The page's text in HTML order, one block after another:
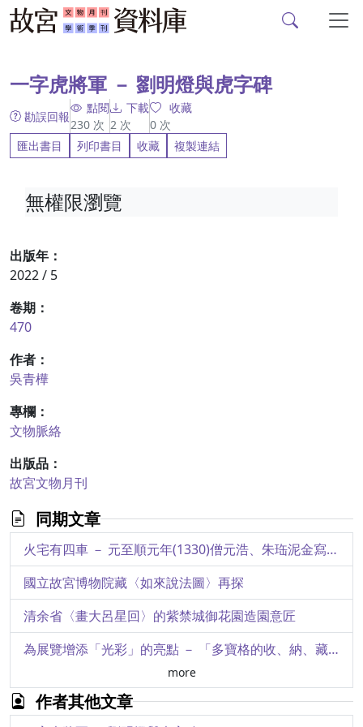
一字虎將軍 － 劉明燈與虎字碑
勘誤回報
點閱
230 次
下載
2 次
收藏
0 次
匯出書目
列印書目 收藏 複製連結
出版年：
2022 / 5
卷期：
470
作者：
吳青樺
專欄：
文物脈絡
出版品：
故宮文物月刊
同期文章
火宅有四車 － 元至順元年(1330)僧元浩、朱珤泥金寫繪本《妙法蓮華經》的特別宣示
國立故宮博物院藏〈如來說法圖〉再探
清余省〈畫大呂星回〉的紫禁城御花園造園意匠
為展覽增添「光彩」的亮點 － 「多寶格的收、納、藏」特展多媒體簡介
「多寶格的收、納、藏」特展介紹
more
作者其他文章
無權限瀏覽